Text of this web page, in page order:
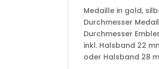
Medaille in gold,
​Durchmesser
Durchmesser
​inkl. Halsband 22
oder Halsband 28